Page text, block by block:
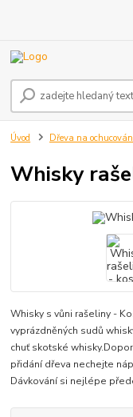
Úvod Dřeva na
Whisky
Whisky s vůni rašeliny -
vyprázdněných sudů
chuť skotské
přidání dřeva nechejte
Dávkování si nejlépe